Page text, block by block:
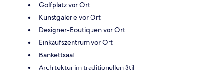
Golfplatz vor Ort
Kunstgalerie vor Ort
Designer-Boutiquen vor Ort
Einkaufszentrum vor Ort
Bankettsaal
Architektur im traditionellen Stil